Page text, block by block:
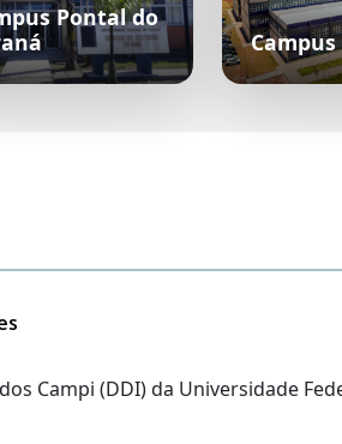
Pontal do
Campus
Campi (DDI) da Universidade